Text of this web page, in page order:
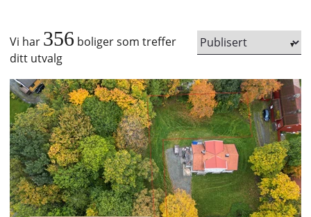
Vi har 356 boliger som treffer
ditt utvalg